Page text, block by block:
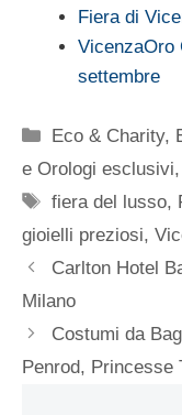
Fiera di
VicenzaOro
settembre
Categorie
Eco & Charity,
e Orologi esclusivi,
Tag
fiera del lusso,
gioielli preziosi,
Carlton Hotel
Milano
Costumi da
Penrod, Princesse